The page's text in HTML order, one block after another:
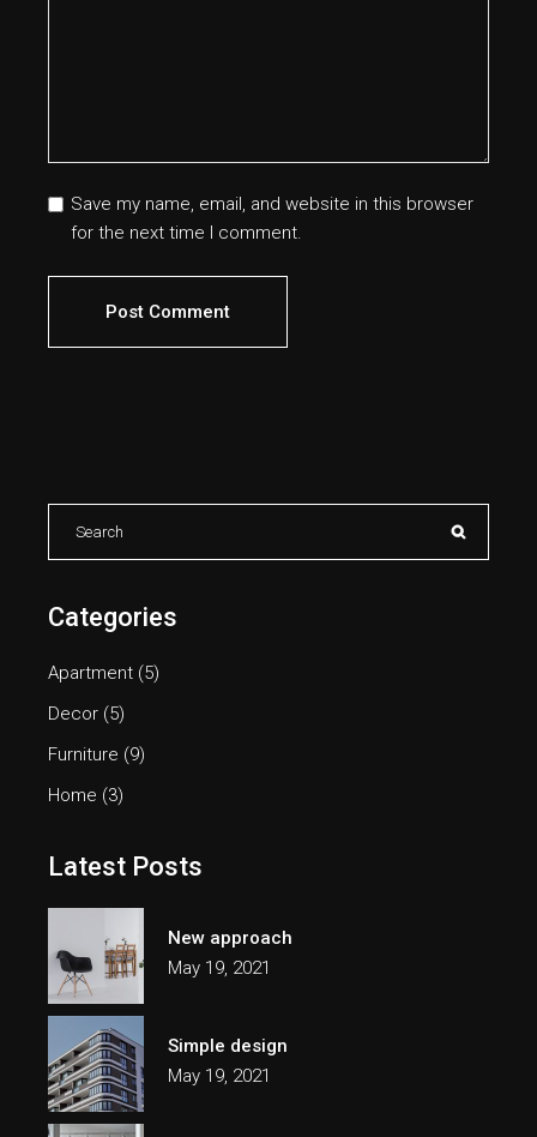
Save my name, email, and website in this browser
for the next time I comment.
Post Comment
Categories
Apartment (5)
Decor (5)
Furniture (9)
Home (3)
Latest Posts
New approach
May 19, 2021
Simple design
May 19, 2021